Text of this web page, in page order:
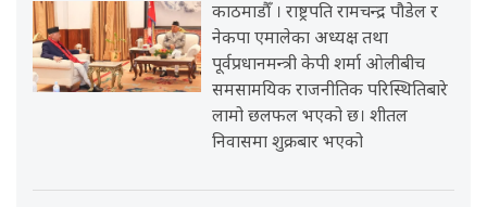
काठमाडौँ । राष्ट्रपति रामचन्द्र पौडेल र
नेकपा एमालेका अध्यक्ष तथा
पूर्वप्रधानमन्त्री केपी शर्मा ओलीबीच
समसामयिक राजनीतिक परिस्थितिबारे
लामो छलफल भएको छ। शीतल
निवासमा शुक्रबार भएको